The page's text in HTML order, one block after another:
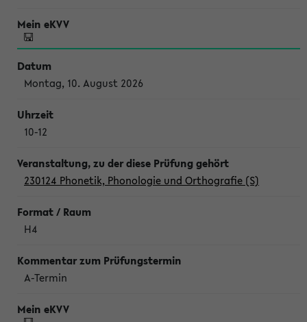
Montag, 10. August 2026
10-12
230124 Phonetik, Phonologie und Orthografie (S)
H4
A-Termin